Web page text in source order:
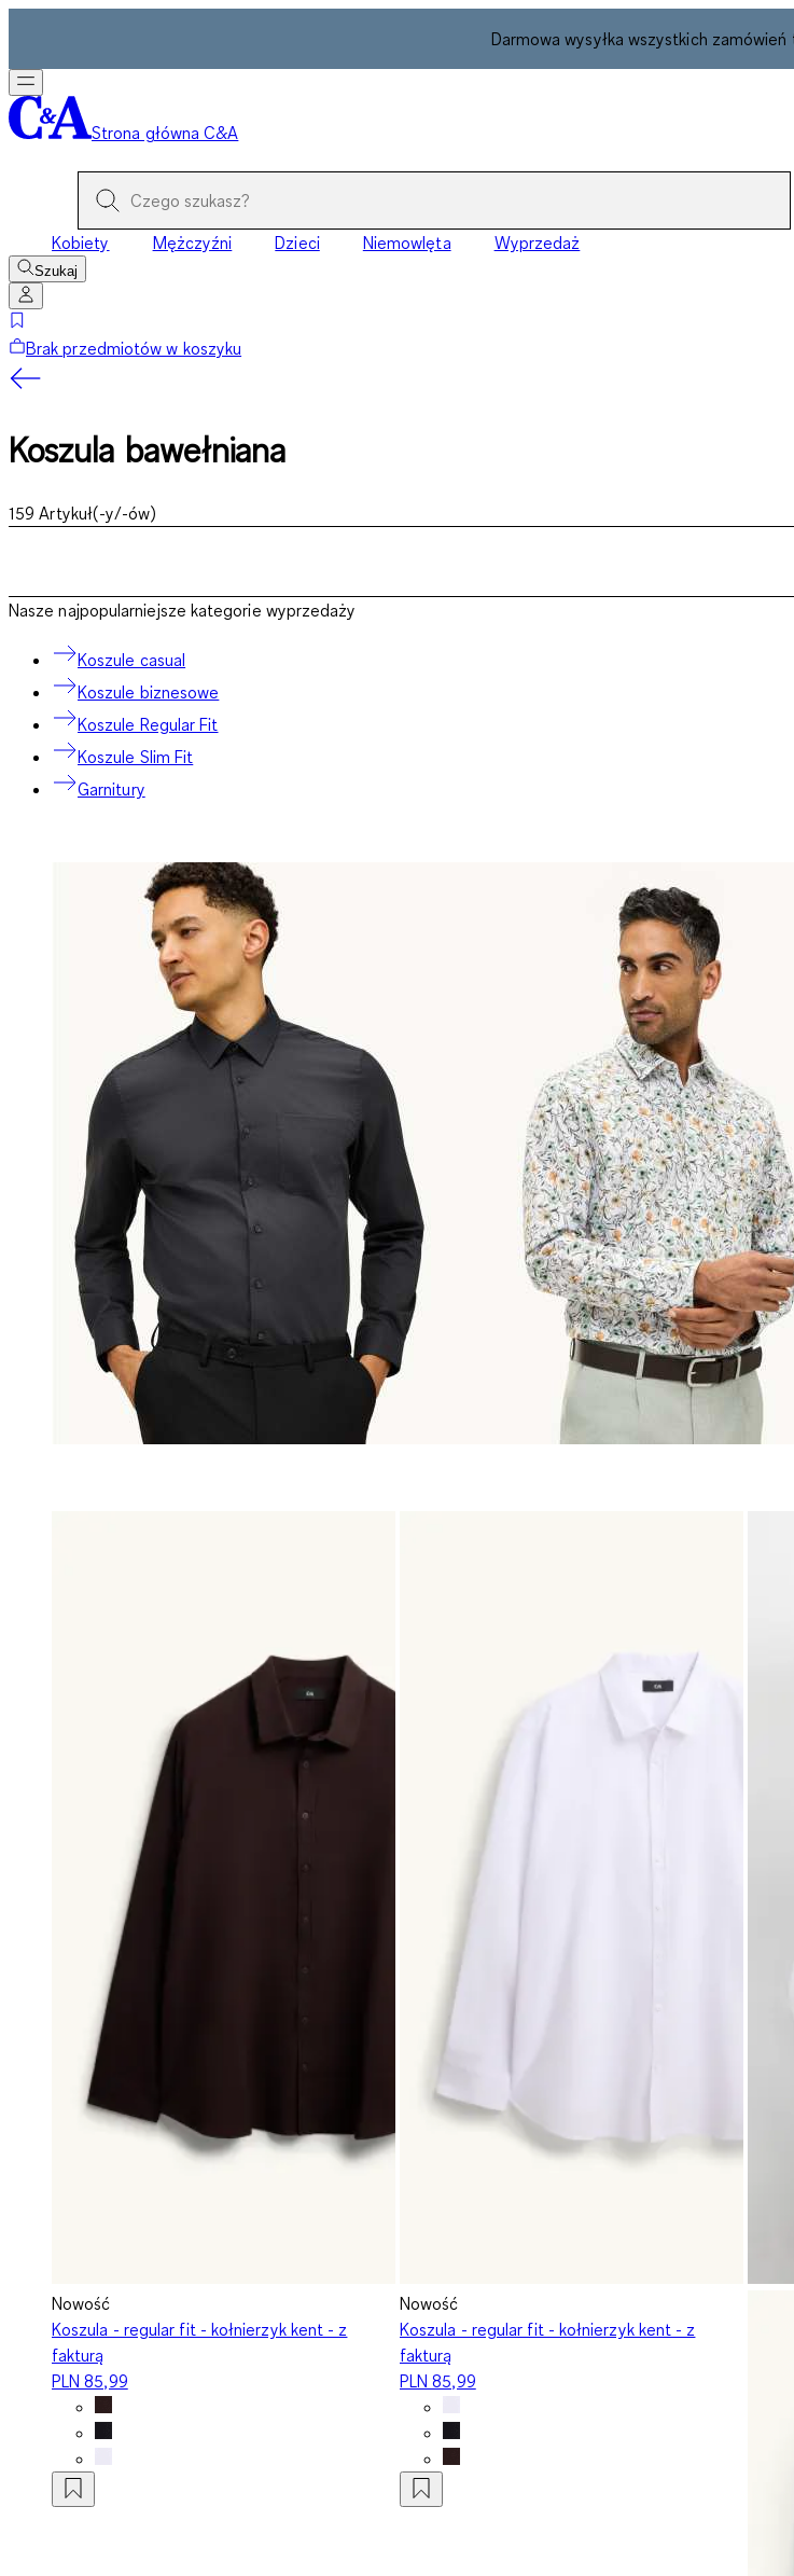
Darmowa wysyłka wszystkich
Strona główna C&A
Kobiety Mężczyźni Dzieci Niemowlęta Wyprzedaż
Szukaj
Brak przedmiotów w koszyku
Koszula bawełniana
159 Artykuł(-y/-ów)
Nasze najpopularniejsze kategorie wyprzedaży
Koszule casual
Koszule biznesowe
Koszule Regular Fit
Koszule Slim Fit
Garnitury
Nowość
Koszula - regular fit - kołnierzyk kent - z
fakturą
PLN 85,99
Nowość
Koszula - regular fit - kołnierzyk kent - z
fakturą
PLN 85,99